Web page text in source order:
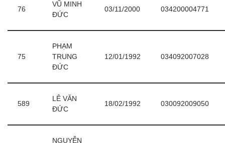
76
VŨ MINH
ĐỨC
03/11/2000 034200004771
75
PHẠM
TRUNG
ĐỨC
12/01/1992 034092007028
589
LÊ VĂN
ĐỨC
18/02/1992 030092009050
NGUYỄN